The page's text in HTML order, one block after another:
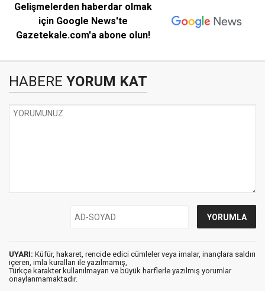
Gelişmelerden haberdar olmak
için Google News'te
Gazetekale.com'a abone olun!
HABERE YORUM KAT
UYARI: Küfür, hakaret, rencide edici cümleler veya imalar, inançlara saldırı
içeren, imla kuralları ile yazılmamış,
Türkçe karakter kullanılmayan ve büyük harflerle yazılmış yorumlar
onaylanmamaktadır.